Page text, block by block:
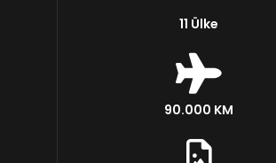
11 Ülke
90.000 KM